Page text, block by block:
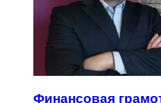
Финансовая